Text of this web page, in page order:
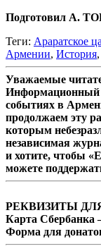
Подготовил А.
Теги: Араратское
Армении, История,
Уважаемые
Информационный
событиях в
продолжаем эту
которым
независимая
и хотите, чтобы
можете
РЕКВИЗИТЫ
Карта Сбербанка
Форма для